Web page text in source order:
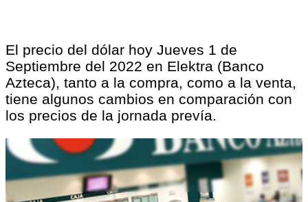
El precio del dólar hoy Jueves 1 de
Septiembre del 2022 en Elektra (Banco
Azteca), tanto a la compra, como a la venta,
tiene algunos cambios en comparación con
los precios de la jornada prevía.